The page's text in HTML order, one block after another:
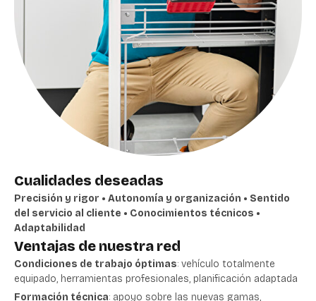
Cualidades deseadas
Precisión y rigor • Autonomía y organización • Sentido
del servicio al cliente • Conocimientos técnicos •
Adaptabilidad
Ventajas de nuestra red
Condiciones de trabajo óptimas: vehículo totalmente
equipado, herramientas profesionales, planificación adaptada
Formación técnica: apoyo sobre las nuevas gamas,